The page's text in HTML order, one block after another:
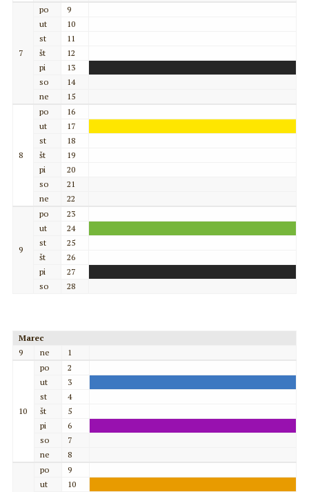
7
po
9
ut
10
st
11
št
12
pi
13
so
14
ne
15
8
po
16
ut
17
st
18
št
19
pi
20
so
21
ne
22
9
po
23
ut
24
st
25
št
26
pi
27
so
28
Marec
9
ne 1
10
po
2
ut
3
st
4
št
5
pi
6
so
7
ne
8
po
9
ut
10